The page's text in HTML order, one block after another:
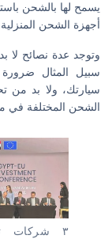
أجهزة الشحن المنزلية.
وتوجد عدة نصائح لا
سبيل المثال
سيارتك، ولا بد من
الشحن المختلفة في
٣ شركات